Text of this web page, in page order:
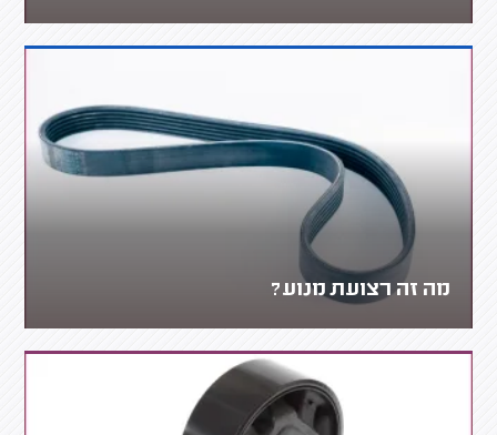
מה זה רצועת מנוע?